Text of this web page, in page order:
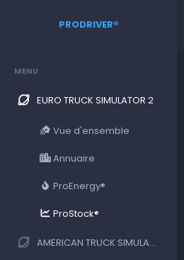
PRODRIVER®
MENU
EURO TRUCK SIMULATOR 2
Vue d'ensemble
Annuaire
ProEnergy®
ProStock®
AMERICAN TRUCK SIMULATOR